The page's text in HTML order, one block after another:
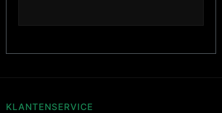
KLANTENSERVICE